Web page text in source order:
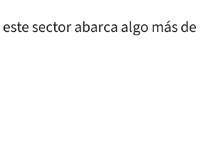
sector abarca algo más